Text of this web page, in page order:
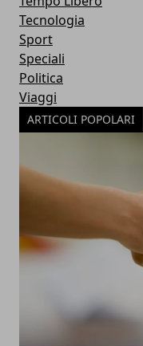
Tecnologia
Sport
Speciali
Politica
Viaggi
ARTICOLI POPOLARI